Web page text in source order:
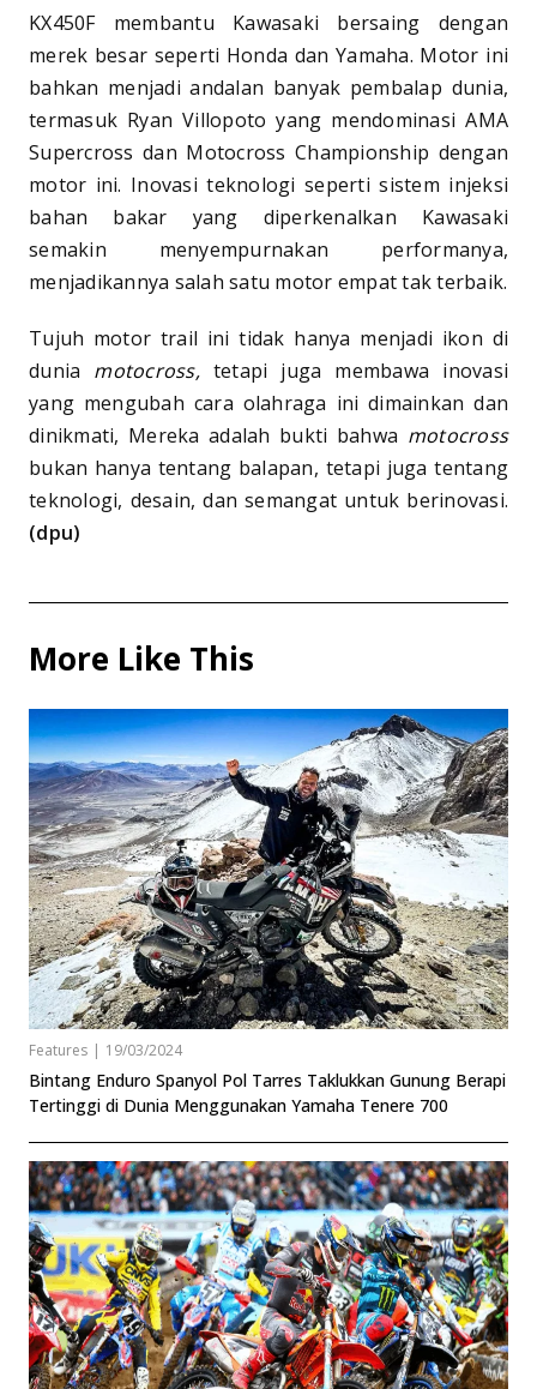
KX450F membantu Kawasaki bersaing dengan
merek besar seperti Honda dan Yamaha. Motor ini
bahkan menjadi andalan banyak pembalap dunia,
termasuk Ryan Villopoto yang mendominasi AMA
Supercross dan Motocross Championship dengan
motor ini. Inovasi teknologi seperti sistem injeksi
bahan bakar yang diperkenalkan Kawasaki
semakin menyempurnakan performanya,
menjadikannya salah satu motor empat tak terbaik.
Tujuh motor trail ini tidak hanya menjadi ikon di
dunia motocross,tetapi juga membawa inovasi
yang mengubah cara olahraga ini dimainkan dan
dinikmati, Mereka adalah bukti bahwa motocross
bukan hanya tentang balapan, tetapi juga tentang
teknologi, desain, dan semangat untuk berinovasi.
(dpu)
More Like This
Features | 19/03/2024
Bintang Enduro Spanyol Pol Tarres Taklukkan Gunung Berapi
Tertinggi di Dunia Menggunakan Yamaha Tenere 700